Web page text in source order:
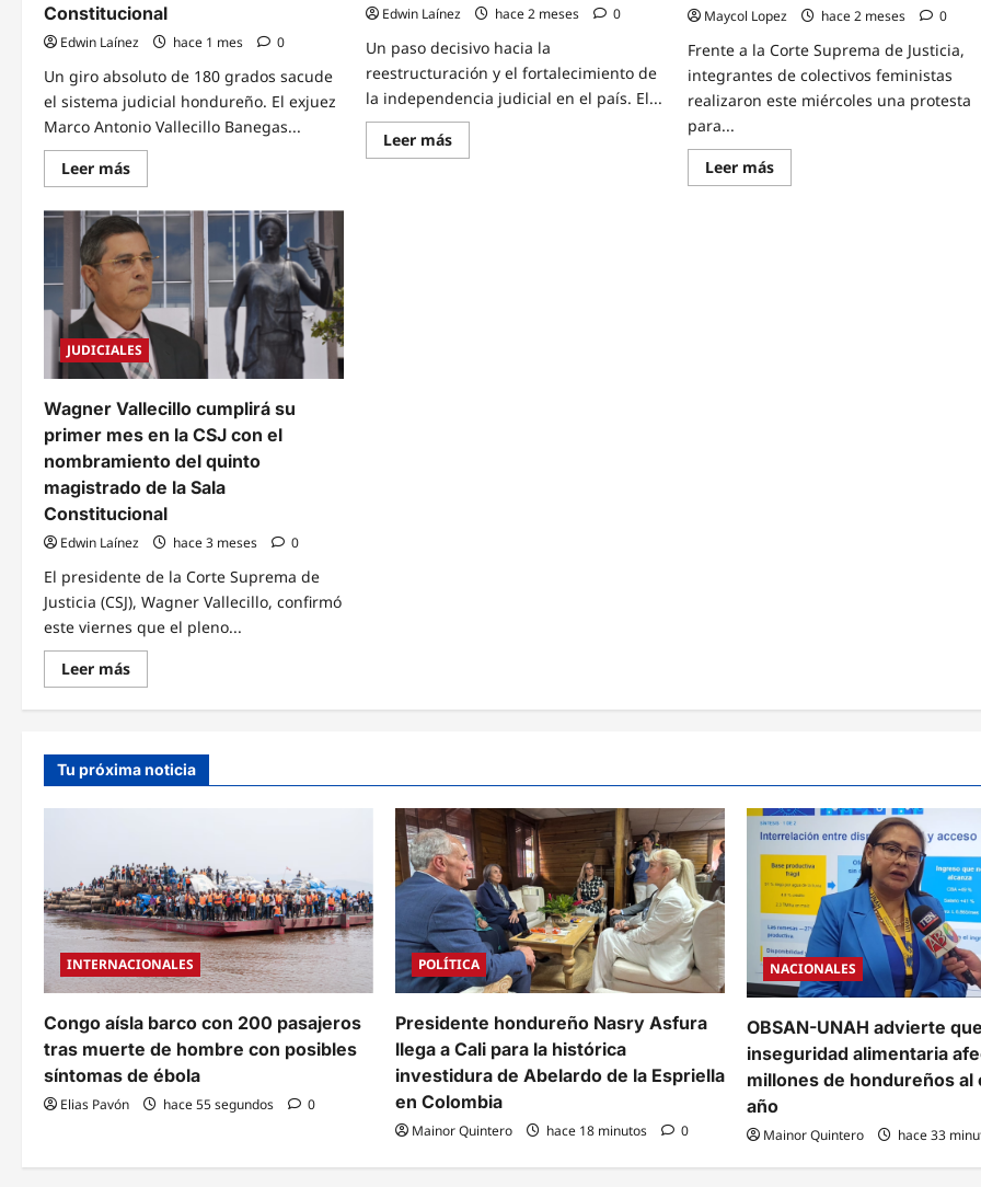
Constitucional
Edwin Laínez hace 1 mes 0
Un giro absoluto de 180 grados sacude
el sistema judicial hondureño. El exjuez
Marco Antonio Vallecillo Banegas...
Leer másRead
more
Anulan
juicio
liberan
al
exjuez
Marco
Vallecillo
tras
histórico
fallo
unánime
de
la
Sala
de
lo
Constitucional
Edwin Laínez hace 2 meses 0
Un paso decisivo hacia la
reestructuración y el fortalecimiento de
la independencia judicial en el país. El...
Leer másRead
more
Maycol Lopez hace 2 meses 0
Frente a la Corte Suprema de Justicia,
integrantes de colectivos feministas
realizaron este miércoles una protesta
para...
Leer másRead
more
JUDICIALES
Wagner Vallecillo cumplirá su
primer mes en la CSJ con el
nombramiento del quinto
magistrado de la Sala
Constitucional
Edwin Laínez hace 3 meses 0
El presidente de la Corte Suprema de
Justicia (CSJ), Wagner Vallecillo, confirmó
este viernes que el pleno...
Leer másRead
more
Wagner
su
primer
mes
el
nombramiento
del
quinto
magistrado
de
la
Sala
Constitucional
Tu próxima noticia
INTERNACIONALES
Congo aísla barco con 200 pasajeros
tras muerte de hombre con posibles
síntomas de ébola
Elias Pavón hace 55 segundos 0
POLÍTICA
Presidente hondureño Nasry Asfura
llega a Cali para la histórica
investidura de Abelardo de la Espriella
en Colombia
Mainor Quintero hace 18 minutos 0
NACIONALES
OBSAN-UNAH advierte
inseguridad alimentaria
millones de hondureños al
año
Mainor Quintero hace 33